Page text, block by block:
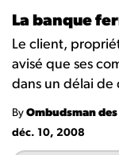
La banque
Le client,
avisé que ses
dans un délai de
By Ombudsman
déc. 10, 2008